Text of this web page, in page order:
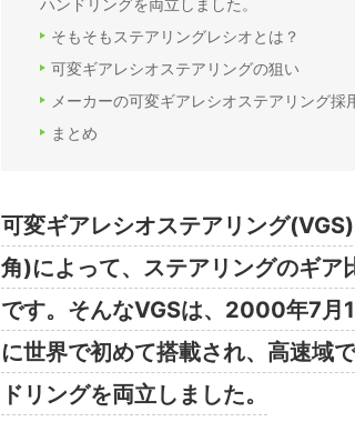
ハンドリングを両立しました。
そもそもステアリングレシオとは？
可変ギアレシオステアリングの狙い
メーカーの可変ギアレシオステアリング採
まとめ
可変ギアレシオステアリング
角)によって、ステアリングのギ
です。そんなVGSは、2000年7
に世界で初めて搭載され、高速域
ドリングを両立しました。